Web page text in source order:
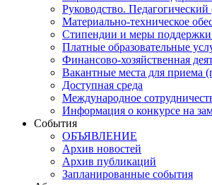
Руководство.
Материально-техническое
Стипендии и меры
Платные образовательные
Финансово-хозяйственная
Вакантные места для приема
Доступная среда
Международное
Информация о конкурсе на
События
ОБЪЯВЛЕНИЕ
Архив новостей
Архив публикаций
Запланированные события